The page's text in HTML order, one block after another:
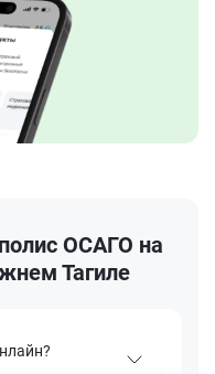
ОСАГО на
Тагиле